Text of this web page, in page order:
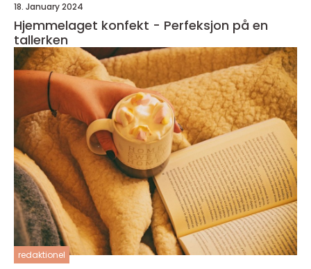
18. January 2024
Hjemmelaget konfekt - Perfeksjon på en
tallerken
redaktionel